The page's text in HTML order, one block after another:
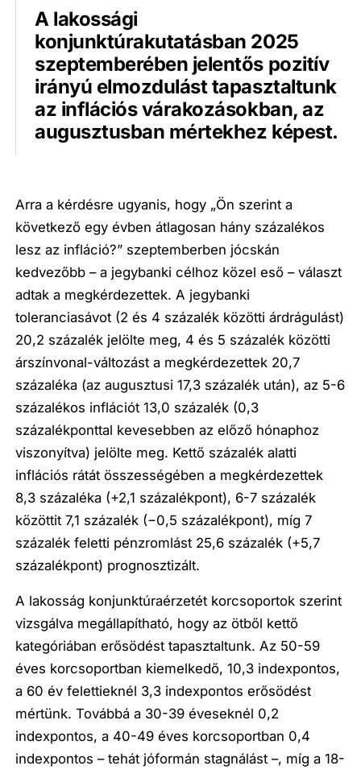
A lakossági
konjunktúrakutatásban 2025
szeptemberében jelentős pozitív
irányú elmozdulást tapasztaltunk
az inflációs várakozásokban, az
augusztusban mértekhez képest.
Arra a kérdésre ugyanis, hogy „Ön szerint a
következő egy évben átlagosan hány százalékos
lesz az infláció?” szeptemberben jócskán
kedvezőbb – a jegybanki célhoz közel eső – választ
adtak a megkérdezettek. A jegybanki
toleranciasávot (2 és 4 százalék közötti árdrágulást)
20,2 százalék jelölte meg, 4 és 5 százalék közötti
árszínvonal-változást a megkérdezettek 20,7
százaléka (az augusztusi 17,3 százalék után), az 5-6
százalékos inflációt 13,0 százalék (0,3
százalékponttal kevesebben az előző hónaphoz
viszonyítva) jelölte meg. Kettő százalék alatti
inflációs rátát összességében a megkérdezettek
8,3 százaléka (+2,1 százalékpont), 6-7 százalék
közöttit 7,1 százalék (−0,5 százalékpont), míg 7
százalék feletti pénzromlást 25,6 százalék (+5,7
százalékpont) prognosztizált.
A lakosság konjunktúraérzetét korcsoportok szerint
vizsgálva megállapítható, hogy az ötből kettő
kategóriában erősödést tapasztaltunk. Az 50-59
éves korcsoportban kiemelkedő, 10,3 indexpontos,
a 60 év felettieknél 3,3 indexpontos erősödést
mértünk. Továbbá a 30-39 éveseknél 0,2
indexpontos, a 40-49 éves korcsoportban 0,4
indexpontos – tehát jóformán stagnálást –, míg a 18-